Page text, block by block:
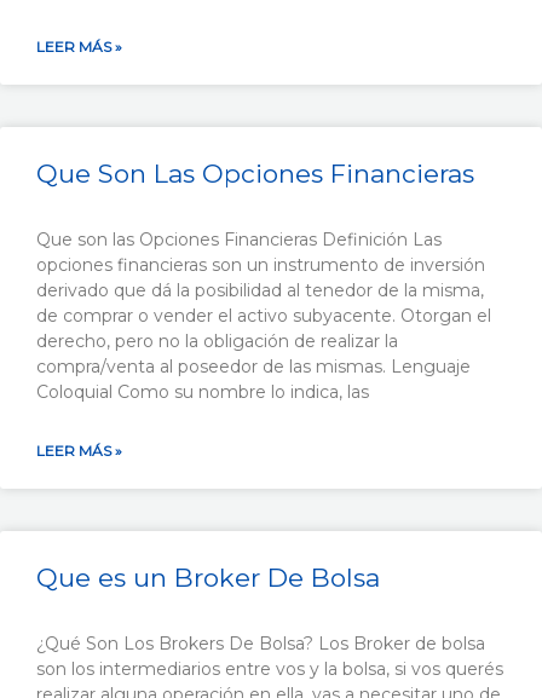
LEER MÁS »
Que Son Las Opciones Financieras
Que son las Opciones Financieras Definición Las
opciones financieras son un instrumento de inversión
derivado que dá la posibilidad al tenedor de la misma,
de comprar o vender el activo subyacente. Otorgan el
derecho, pero no la obligación de realizar la
compra/venta al poseedor de las mismas. Lenguaje
Coloquial Como su nombre lo indica, las
LEER MÁS »
Que es un Broker De Bolsa
¿Qué Son Los Brokers De Bolsa? Los Broker de bolsa
son los intermediarios entre vos y la bolsa, si vos querés